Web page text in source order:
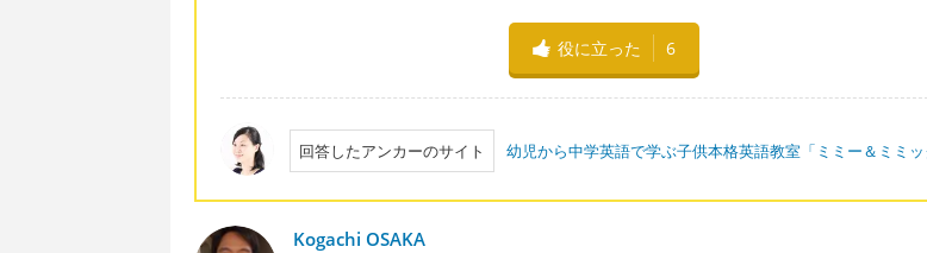
役に立った 6
回答したアンカーのサイト 幼児から中学英語で学ぶ子供本格英語教室「ミミー＆ミミッ
Kogachi OSAKA